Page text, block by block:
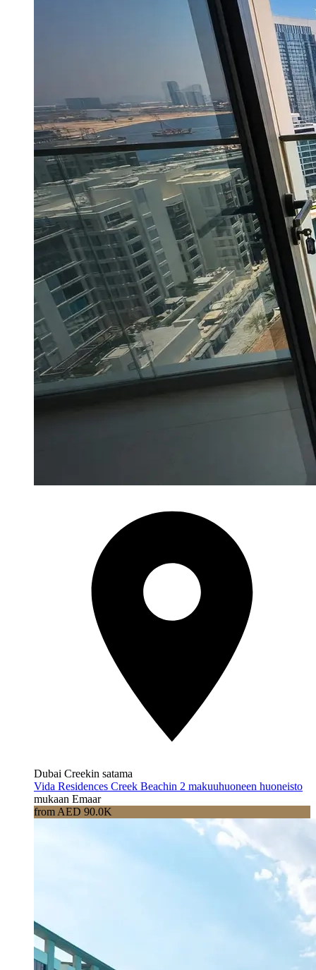
Dubai Creekin satama
Vida Residences Creek Beachin 2 makuuhuoneen huoneisto
mukaan Emaar
from AED 90.0K